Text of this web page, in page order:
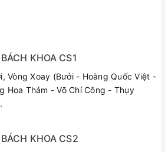
KHOA CS1
Vòng Xoay (Bưởi - Hoàng Quốc Việt -
Hoa Thám - Võ Chí Công - Thụy
KHOA CS2